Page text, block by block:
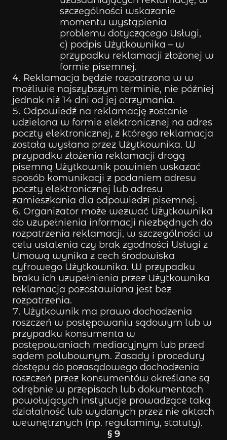
szczególności wskazanie
momentu wystąpienia
problemu dotyczącego Usługi,
c) podpis Użytkownika – w
przypadku reklamacji złożonej w
formie pisemnej.
Reklamacja będzie rozpatrzona w w
możliwie najszybszym terminie, nie później
jednak niż 14 dni od jej otrzymania.
Odpowiedź na reklamację zostanie
udzielona w formie elektronicznej na adres
poczty elektronicznej, z którego reklamacja
została wysłana przez Użytkownika. W
przypadku złożenia reklamacji drogą
pisemną Użytkownik powinien wskazać
sposób komunikacji z podaniem adresu
poczty elektronicznej lub adresu
zamieszkania dla odpowiedzi pisemnej.
Organizator może wezwać Użytkownika
do uzupełnienia informacji niezbędnych do
rozpatrzenia reklamacji, w szczególności w
celu ustalenia czy brak zgodności Usługi z
Umową wynika z cech środowiska
cyfrowego Użytkownika. W przypadku
braku ich uzupełnienia przez Użytkownika
reklamacja pozostawiana jest bez
rozpatrzenia.
Użytkownik ma prawo dochodzenia
roszczeń w postępowaniu sądowym lub w
przypadku konsumenta w
postępowaniach mediacyjnym lub przed
sądem polubownym. Zasady i procedury
dostępu do pozasądowego dochodzenia
roszczeń przez konsumentów określane są
odrębnie w przepisach lub dokumentach
powołujących instytucje prowadzące taką
działalność lub wydanych przez nie aktach
wewnętrznych (np. regulaminy, statuty).
§ 9